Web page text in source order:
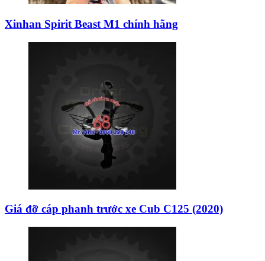
Xinhan Spirit Beast M1 chính hãng
Giá đỡ cáp phanh trước xe Cub C125 (2020)